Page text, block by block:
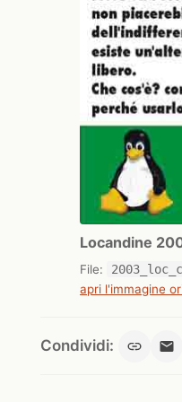
Locandine
File:
apri l'immagine
Condividi: